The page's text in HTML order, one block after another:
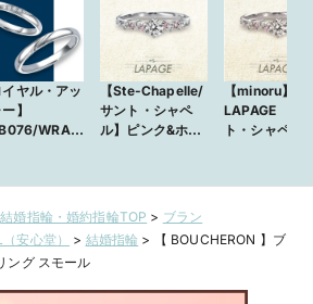
イヤル・アッ
】
WRA0
リング～
【Ste-Chapelle/
サント・シャペ
ル】ピンク&ホワ
【minoru】
LAPAGE サ
ト・シャペル
結婚指輪・婚約指輪TOP > ブラン
安心堂） > 結婚指輪 >
【 BOUCHERON 】ブ
ング スモール